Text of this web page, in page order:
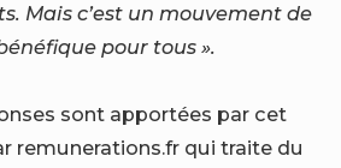
Mais c’est un mouvement de
pour tous ».
sont apportées par cet
remunerations.fr qui traite du